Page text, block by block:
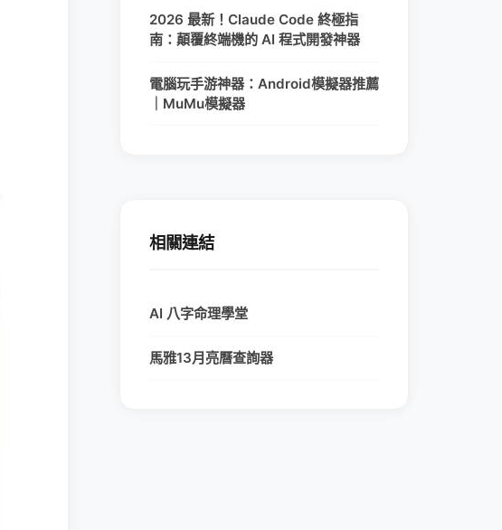
2026 最新！Claude Code 終極指
南：顛覆終端機的 AI 程式開發神器
電腦玩手游神器：Android模擬器推薦
｜MuMu模擬器
相關連結
AI 八字命理學堂
馬雅13月亮曆查詢器